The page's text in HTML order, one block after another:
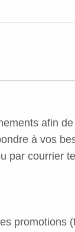
afin
à vos
par courrier
promotions